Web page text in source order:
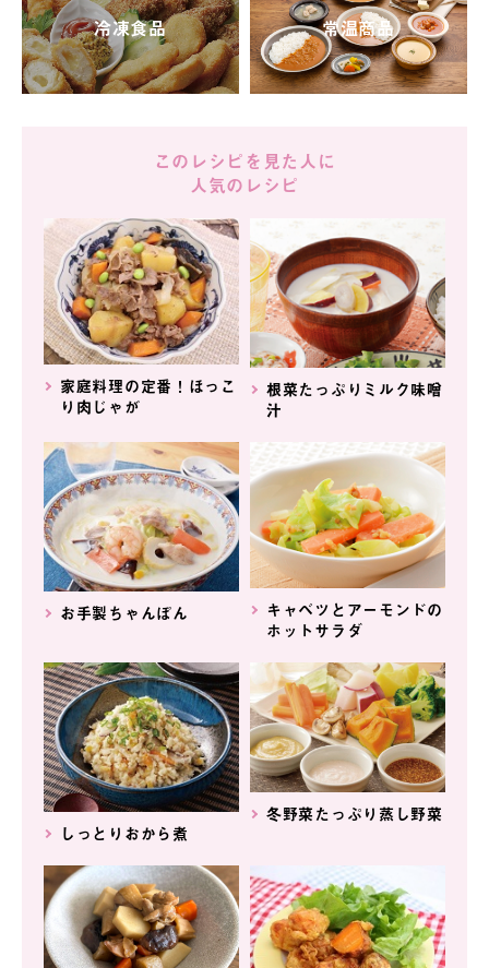
冷凍食品 常温商品
このレシピを見た人に
人気のレシピ
家庭料理の定番！ほっこ
り肉じゃが
根菜たっぷりミルク味噌
汁
お手製ちゃんぽん
キャベツとアーモンドの
ホットサラダ
しっとりおから煮
冬野菜たっぷり蒸し野菜